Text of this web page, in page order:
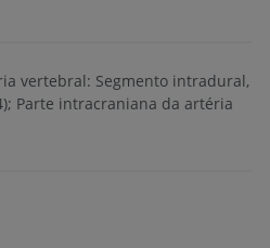
vertebral: Segmento intradural,
Parte intracraniana da artéria